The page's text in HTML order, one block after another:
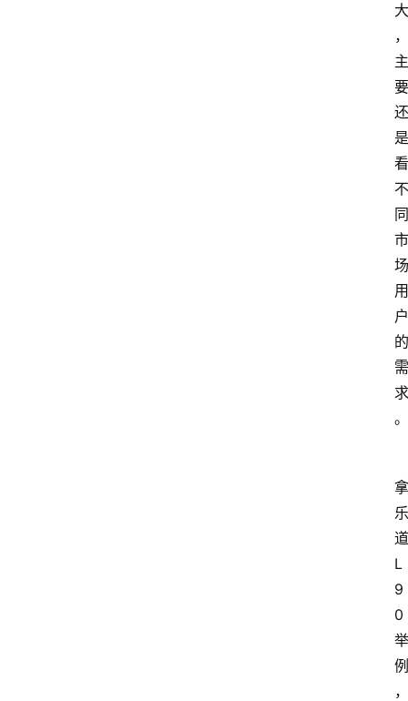
大
，
主
要
还
是
看
不
同
市
场
用
户
的
需
求
。
拿
乐
道
L
9
0
举
例
，